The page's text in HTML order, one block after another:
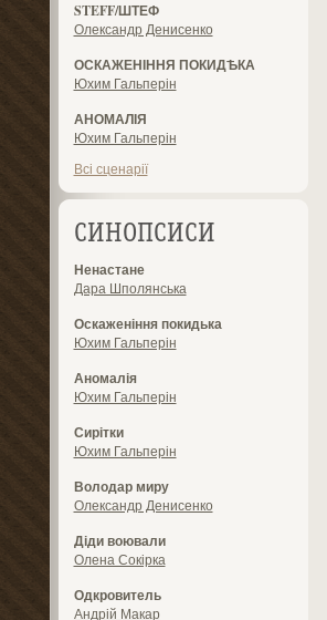
STEFF/ШТЕФ
Олександр Денисенко
ОСКАЖЕНІННЯ ПОКИДѢКА
Юхим Гальперін
АНОМАЛІЯ
Юхим Гальперін
Всі сценарії
СИНОПСИСИ
Ненастане
Дара Шполянська
Оскаженіння покидька
Юхим Гальперін
Аномалія
Юхим Гальперін
Сирітки
Юхим Гальперін
Володар миру
Олександр Денисенко
Діди воювали
Олена Сокірка
Одкровитель
Андрій Макар